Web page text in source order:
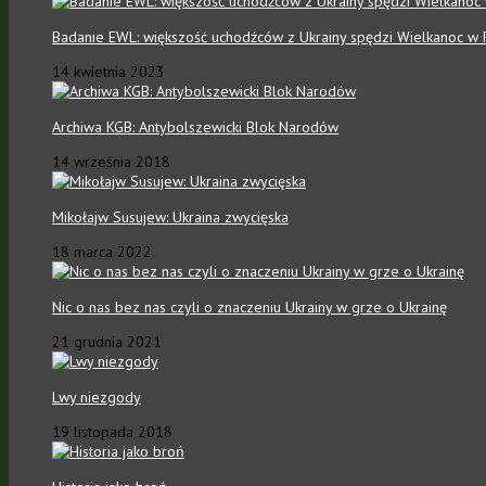
Badanie EWL: większość uchodźców z Ukrainy spędzi Wielkanoc w
14 kwietnia 2023
Archiwa KGB: Antybolszewicki Blok Narodów
14 września 2018
Mikołajw Susujew: Ukraina zwycięska
18 marca 2022
Nic o nas bez nas czyli o znaczeniu Ukrainy w grze o Ukrainę
21 grudnia 2021
Lwy niezgody
19 listopada 2018